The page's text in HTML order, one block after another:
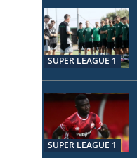
SUPER LEAGUE 1
SUPER LEAGUE 1